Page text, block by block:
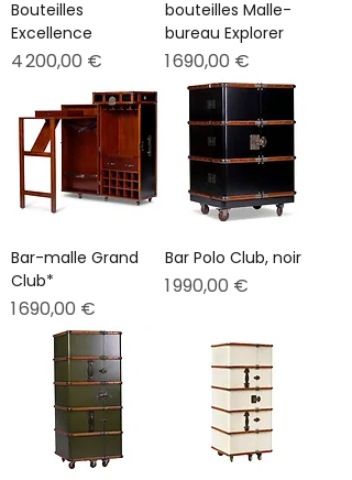
Bouteilles
Excellence
Prix
4 200,00 €
bouteilles Malle-
bureau Explorer
Prix
1 690,00 €
Bar-malle Grand
Club*
Prix
1 690,00 €
Bar Polo Club, noir
Prix
1 990,00 €